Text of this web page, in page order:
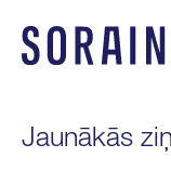
saturu
Jaunākās